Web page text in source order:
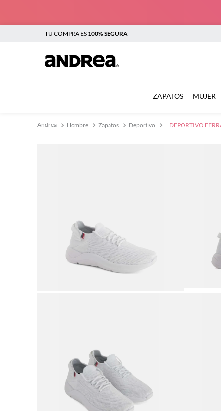
TU COMPRA ES 100% SEGURA
ZAPATOS MUJER
Hombre Zapatos Deportivo DEPORTIVO
TÉRMINOS MÁS BUSCADOS
tenis mujer